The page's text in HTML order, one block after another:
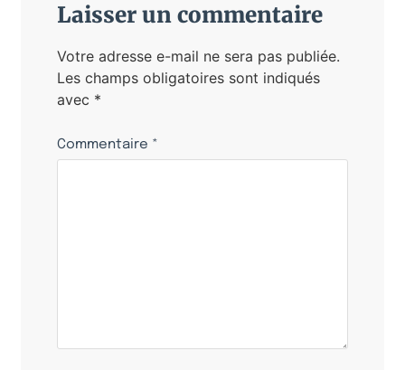
Laisser un commentaire
Votre adresse e-mail ne sera pas publiée.
Les champs obligatoires sont indiqués
avec *
Commentaire *